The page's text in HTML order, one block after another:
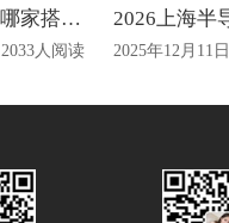
展会特装公司选哪家搭建比较省心？
2033人阅读 2025年12月11日